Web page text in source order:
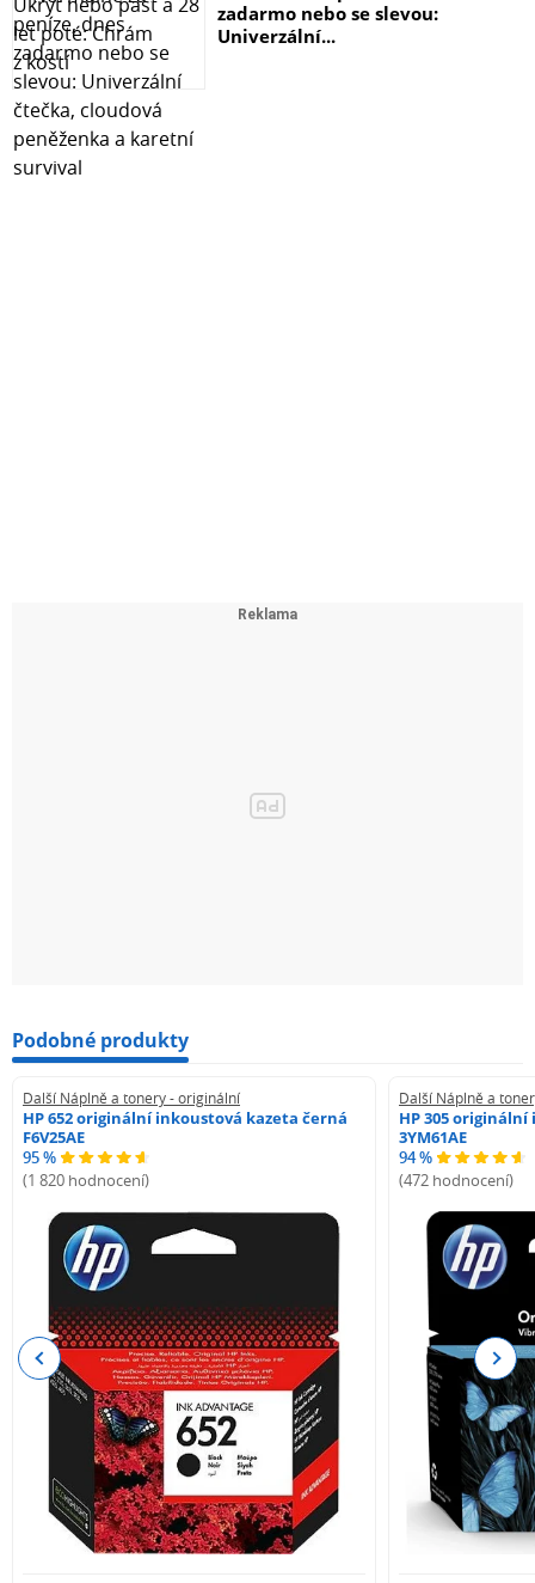
zadarmo nebo se slevou:
Univerzální...
Podobné produkty
Další Náplně a tonery - originální
HP 652 originální inkoustová kazeta černá
F6V25AE
95 %
(1 820 hodnocení)
Další Náplně a
HP 305
3YM61AE
94 %
(472 hodnocení)
Previous Next